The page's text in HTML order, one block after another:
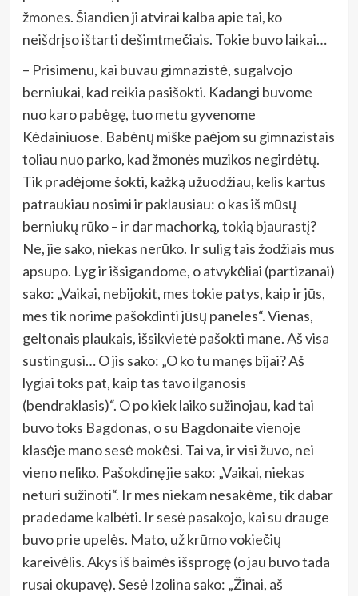
žmones. Šiandien ji atvirai kalba apie tai, ko
neišdrįso ištarti dešimtmečiais. Tokie buvo laikai…
– Prisimenu, kai buvau gimnazistė, sugalvojo
berniukai, kad reikia pasišokti. Kadangi buvome
nuo karo pabėgę, tuo metu gyvenome
Kėdainiuose. Babėnų miške paėjom su gimnazistais
toliau nuo parko, kad žmonės muzikos negirdėtų.
Tik pradėjome šokti, kažką užuodžiau, kelis kartus
patraukiau nosimi ir paklausiau: o kas iš mūsų
berniukų rūko – ir dar machorką, tokią bjaurastį?
Ne, jie sako, niekas nerūko. Ir sulig tais žodžiais mus
apsupo. Lyg ir išsigandome, o atvykėliai (partizanai)
sako: „Vaikai, nebijokit, mes tokie patys, kaip ir jūs,
mes tik norime pašokdinti jūsų paneles“. Vienas,
geltonais plaukais, išsikvietė pašokti mane. Aš visa
sustingusi… O jis sako: „O ko tu manęs bijai? Aš
lygiai toks pat, kaip tas tavo ilganosis
(bendraklasis)“. O po kiek laiko sužinojau, kad tai
buvo toks Bagdonas, o su Bagdonaite vienoje
klasėje mano sesė mokėsi. Tai va, ir visi žuvo, nei
vieno neliko. Pašokdinę jie sako: „Vaikai, niekas
neturi sužinoti“. Ir mes niekam nesakėme, tik dabar
pradedame kalbėti. Ir sesė pasakojo, kai su drauge
buvo prie upelės. Mato, už krūmo vokiečių
kareivėlis. Akys iš baimės išsprogę (o jau buvo tada
rusai okupavę). Sesė Izolina sako: „Žinai, aš